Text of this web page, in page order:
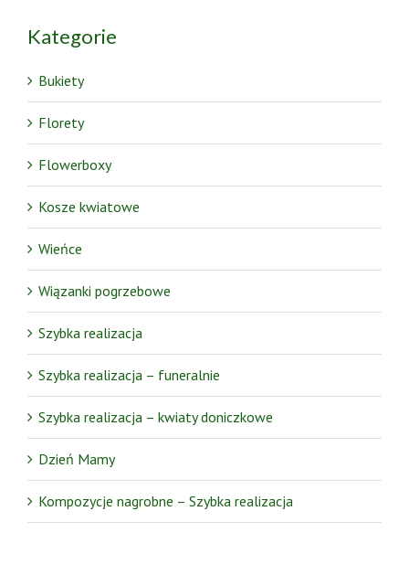
Kategorie
Bukiety
Florety
Flowerboxy
Kosze kwiatowe
Wieńce
Wiązanki pogrzebowe
Szybka realizacja
Szybka realizacja – funeralnie
Szybka realizacja – kwiaty doniczkowe
Dzień Mamy
Kompozycje nagrobne – Szybka realizacja